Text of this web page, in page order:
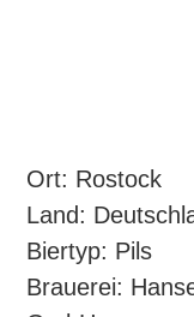
Ort: Rostock
Land:
Biertyp: Pils
Brauerei: